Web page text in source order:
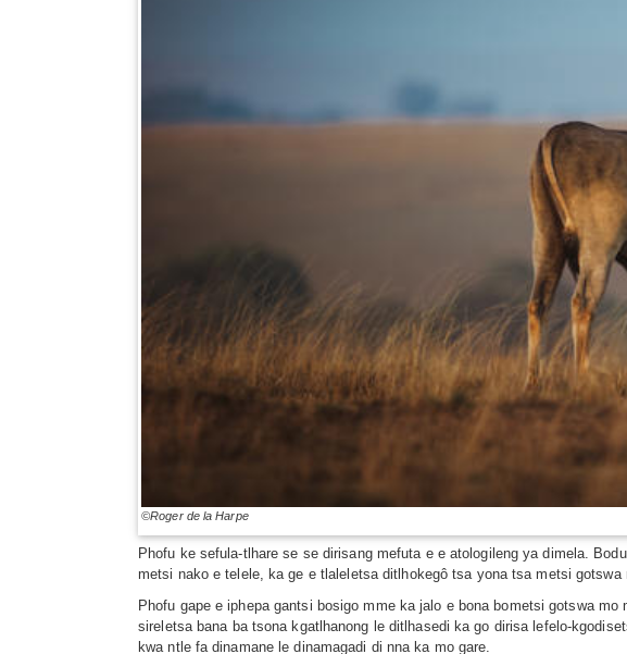
©Roger de la Harpe
Phofu ke sefula-tlhare se se dirisang mefuta e e atologileng ya dimela.
metsi nako e telele, ka ge e tlaleletsa ditlhokegô tsa yona tsa metsi
Phofu gape e iphepa gantsi bosigo mme ka jalo e bona bometsi gotswa
sireletsa bana ba tsona kgatlhanong le ditlhasedi ka go dirisa lefelo-
kwa ntle fa dinamane le dinamagadi di nna ka mo gare.